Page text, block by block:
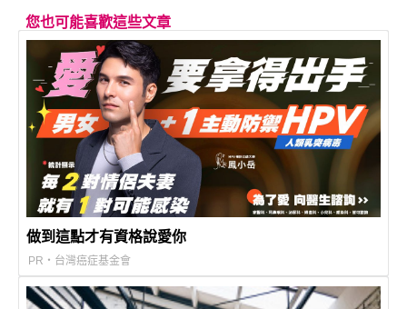
您也可能喜歡這些文章
做到這點才有資格說愛你
PR・台灣癌症基金會